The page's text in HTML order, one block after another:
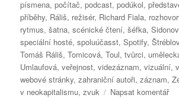
písmena,počítač,podcast,podúkol,
příběhy, Ráliš, režisér, Richard Fiala,
rytmus,šatna,scénické čtení,šéfka,
speciální hosté,spoluúčasst,Spotify,
Tomáš Ráliš,Tomicová,Toul,tvůrci,
Umlaufová,veřejnost,videzáznam,vizuální,
webové stránky,zahraniční autoři,záznam,
v neokapitalismu,zvuk Napsat komentářpro